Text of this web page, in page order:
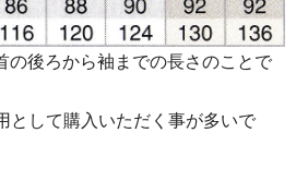
後ろから袖までの長さのことで
して購入いただく事が多いで